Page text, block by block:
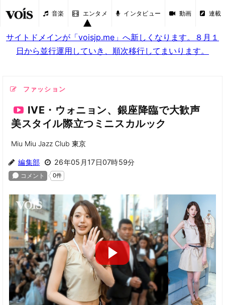
音楽 エンタメ インタビュー 動画 連載
サイトドメインが「voisjp.me」へ新しくなります。８月１
日から並行運用していき、順次移行してまいります。
ファッション
IVE・ウォニョン、銀座降臨で大歓声
美スタイル際立つミニスカルック
Miu Miu Jazz Club 東京
編集部 26年05月17日07時59分